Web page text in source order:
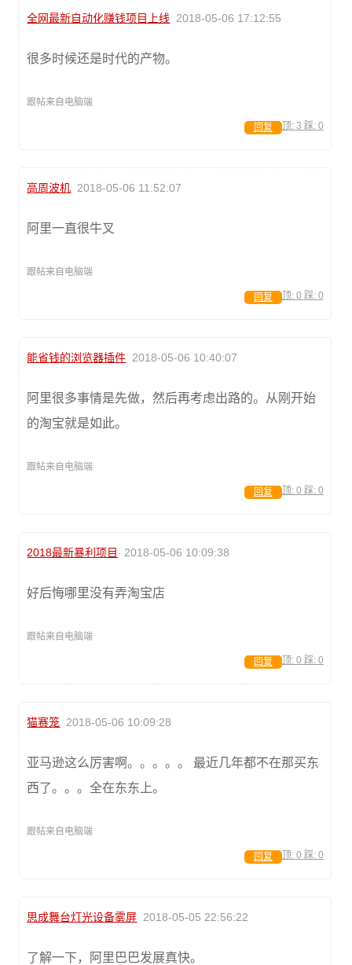
全网最新自动化赚钱项目上线 2018-05-06 17:12:55
很多时候还是时代的产物。
跟帖来自电脑端
顶: 3 踩: 0
回复
高周波机 2018-05-06 11:52:07
阿里一直很牛叉
跟帖来自电脑端
顶: 0 踩: 0
回复
能省钱的浏览器插件 2018-05-06 10:40:07
阿里很多事情是先做，然后再考虑出路的。从刚开始
的淘宝就是如此。
跟帖来自电脑端
顶: 0 踩: 0
回复
2018最新暴利项目 2018-05-06 10:09:38
好后悔哪里没有弄淘宝店
跟帖来自电脑端
顶: 0 踩: 0
回复
猫赛笼 2018-05-06 10:09:28
亚马逊这么厉害啊。。。。。 最近几年都不在那买东
西了。。。全在东东上。
跟帖来自电脑端
顶: 0 踩: 0
回复
思成舞台灯光设备雾屏 2018-05-05 22:56:22
了解一下，阿里巴巴发展真快。